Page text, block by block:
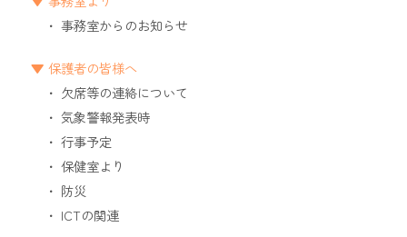
事務室からのお知らせ
保護者の皆様へ
欠席等の連絡について
気象警報発表時
行事予定
保健室より
防災
ICTの関連